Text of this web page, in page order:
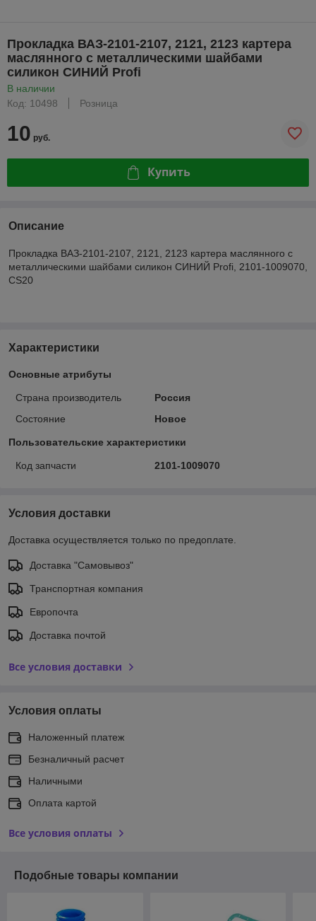
Прокладка ВАЗ-2101-2107, 2121, 2123 картера
маслянного с металлическими шайбами
силикон СИНИЙ Profi
В наличии
Код: 10498
Розница
10 руб.
Купить
Описание
Прокладка ВАЗ-2101-2107, 2121, 2123 картера маслянного с
металлическими шайбами силикон СИНИЙ Profi, 2101-1009070,
CS20
Характеристики
Основные атрибуты
Страна производитель
Россия
Состояние
Новое
Пользовательские характеристики
Код запчасти 2101-1009070
Условия доставки
Доставка осуществляется только по предоплате.
Доставка "Самовывоз"
Транспортная компания
Европочта
Доставка почтой
Все условия доставки
Условия оплаты
Наложенный платеж
Безналичный расчет
Наличными
Оплата картой
Все условия оплаты
Подобные товары компании